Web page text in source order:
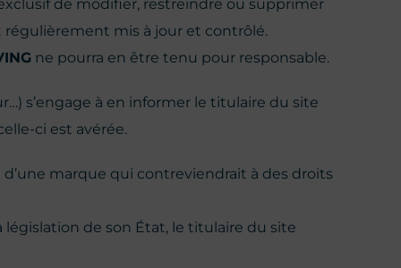
de modifier, restreindre ou supprimer
régulièrement mis à jour et contrôlé.
ne pourra en être tenu pour responsable.
s’engage à en informer le titulaire du site
ci est avérée.
marque qui contreviendrait à des droits
de son État, le titulaire du site